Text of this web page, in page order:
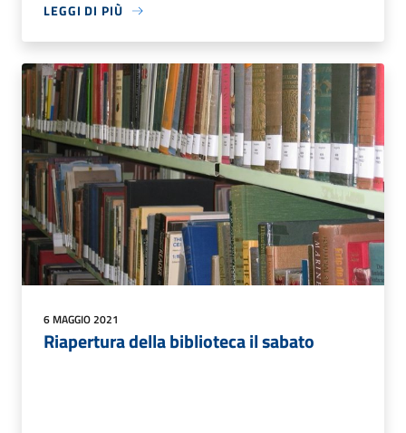
LEGGI DI PIÙ
6 MAGGIO 2021
Riapertura della biblioteca il sabato